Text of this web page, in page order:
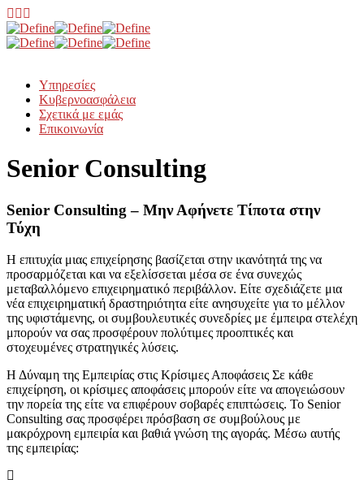
Υπηρεσίες
Κυβερνοασφάλεια
Σχετικά με εμάς
Επικοινωνία
Senior Consulting
Senior Consulting – Μην Αφήνετε Τίποτα στην
Τύχη
Η επιτυχία μιας επιχείρησης βασίζεται στην ικανότητά της να
προσαρμόζεται και να εξελίσσεται μέσα σε ένα συνεχώς
μεταβαλλόμενο επιχειρηματικό περιβάλλον. Είτε σχεδιάζετε μια
νέα επιχειρηματική δραστηριότητα είτε ανησυχείτε για το μέλλον
της υφιστάμενης, οι συμβουλευτικές συνεδρίες με έμπειρα στελέχη
μπορούν να σας προσφέρουν πολύτιμες προοπτικές και
στοχευμένες στρατηγικές λύσεις.
Η Δύναμη της Εμπειρίας στις Κρίσιμες Αποφάσεις Σε κάθε
επιχείρηση, οι κρίσιμες αποφάσεις μπορούν είτε να απογειώσουν
την πορεία της είτε να επιφέρουν σοβαρές επιπτώσεις. Το Senior
Consulting σας προσφέρει πρόσβαση σε συμβούλους με
μακρόχρονη εμπειρία και βαθιά γνώση της αγοράς. Μέσω αυτής
της εμπειρίας: